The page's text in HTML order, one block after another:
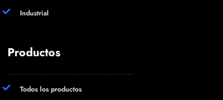
Industrial
Productos
Todos los productos